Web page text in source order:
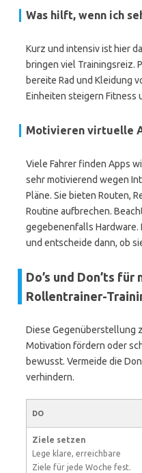
Was hilft, wenn ich
Kurz und intensiv ist hier
bringen viel Trainingsreiz.
bereite Rad und Kleidung
Einheiten steigern Fitness
Motivieren virtuelle
Viele Fahrer finden Apps
sehr motivierend wegen
Pläne. Sie bieten Routen,
Routine aufbrechen.
gegebenenfalls Hardware.
und entscheide dann, ob
Do’s und Don’ts
Rollentrainer-
Diese Gegenüberstellung
Motivation fördern oder
bewusst. Vermeide die
verhindern.
DO
Ziele setzen
Lege klare, erreichbare
Ziele für jede Woche fest.